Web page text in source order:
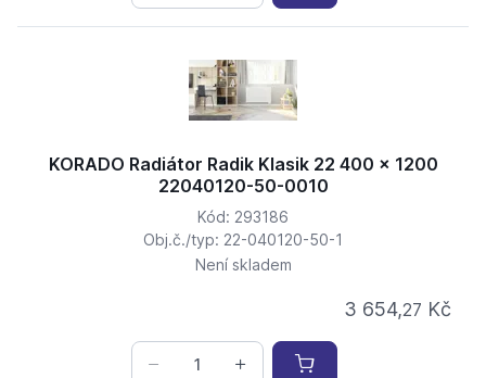
KORADO Radiátor Radik Klasik 22 400 x 1200
22040120-50-0010
Kód: 293186
Obj.č./typ: 22-040120-50-1
Není skladem
3 654,27 Kč